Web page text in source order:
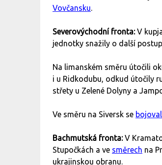
Vovčansku.
Severovýchodní fronta:V
jednotky snažily o další
Na limanském směru útočili
i u Ridkodubu, odkud útočily
střety u Zelené Dolyny a
Ve směru na Siversk se
Bachmutská fronta:V
Stupočkách a ve směrech na
ukrajinskou obranu.